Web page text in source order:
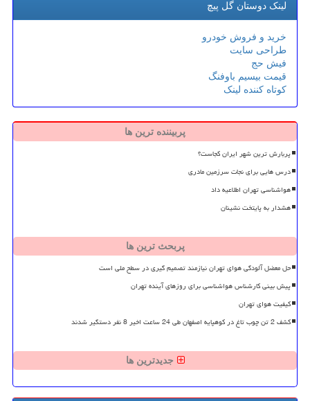
لینک دوستان گل پیچ
خرید و فروش خودرو
طراحی سایت
فیش حج
قیمت بیسیم باوفنگ
کوتاه کننده لینک
پربیننده ترین ها
پربارش ترین شهر ایران کجاست؟
درس هایی برای نجات سرزمین مادری
هواشناسی تهران اطلاعیه داد
هشدار به پایتخت نشینان
پربحث ترین ها
حل معضل آلودگی هوای تهران نیازمند تصمیم گیری در سطح ملی است
پیش بینی کارشناس هواشناسی برای روزهای آینده تهران
کیفیت هوای تهران
کشف 2 تن چوب تاغ در کوهپایه اصفهان طی 24 ساعت اخیر 8 نفر دستگیر شدند
جدیدترین ها